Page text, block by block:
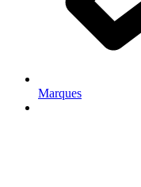
Marques